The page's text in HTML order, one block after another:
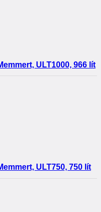
ULT1000, 966 lít
ULT750, 750 lít